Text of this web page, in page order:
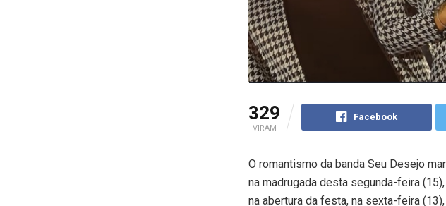
329
VIRAM
Facebook
O romantismo da banda Seu Desejo
na madrugada desta segunda-feira
na abertura da festa, na sexta-feira